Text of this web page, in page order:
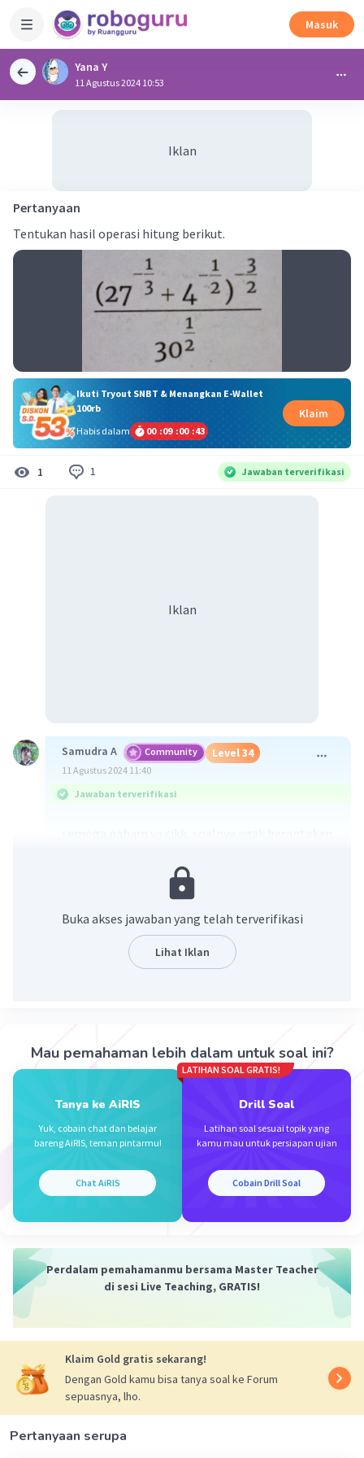
Masuk
Yana Y
11 Agustus 2024 10:53
Iklan
Pertanyaan
Tentukan hasil operasi hitung berikut.
Ikuti Tryout SNBT & Menangkan E-Wallet
100rb
Habis dalam
00 :09 :00 :43
Klaim
1 1 Jawaban terverifikasi
Iklan
Samudra A Community Level 34
11 Agustus 2024 11:40
Jawaban terverifikasi
Buka akses jawaban yang telah terverifikasi
Lihat Iklan
Mau pemahaman lebih dalam untuk soal ini?
Tanya ke AiRIS
Yuk, cobain chat dan belajar
bareng AiRIS, teman pintarmu!
Chat AiRIS
LATIHAN SOAL GRATIS!
Drill Soal
Latihan soal sesuai topik yang
kamu mau untuk persiapan ujian
Cobain Drill Soal
Perdalam pemahamanmu bersama Master Teacher
di sesi Live Teaching, GRATIS!
Klaim Gold gratis sekarang!
Dengan Gold kamu bisa tanya soal ke Forum
sepuasnya, lho.
Pertanyaan serupa